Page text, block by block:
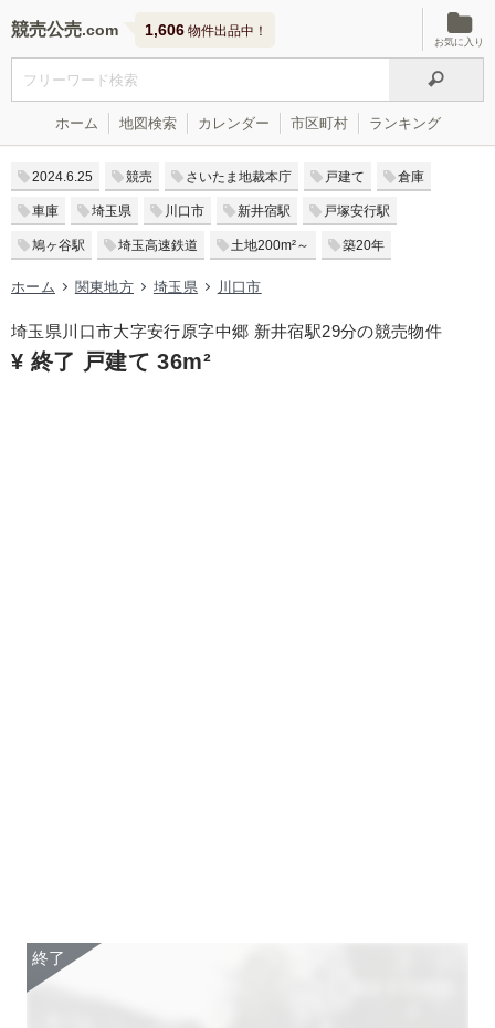
競売公売 1,606 物件出品中！
お気に入り
ホーム 地図検索 カレンダー 市区町村 ランキング
2024.6.25 競売 さいたま地裁本庁 戸建て 倉庫
車庫 埼玉県 川口市 新井宿駅 戸塚安行駅
鳩ヶ谷駅 埼玉高速鉄道 土地200m²～ 築20年
ホーム 関東地方 埼玉県 川口市
埼玉県川口市大字安行原字中郷 新井宿駅29分の競売物件
¥ 終了 戸建て 36m²